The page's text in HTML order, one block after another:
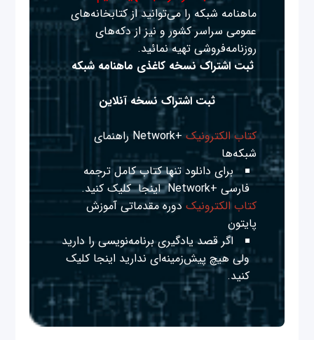
ماهنامه شبکه را می‌توانید از کتابخانه‌های
عمومی سراسر کشور و نیز از دکه‌های
روزنامه‌فروشی تهیه نمائید.
ثبت اشتراک نسخه کاغذی ماهنامه شبکه
ثبت اشتراک نسخه آنلاین
کتاب الکترونیک
+Network راهنمای
شبکه‌ها
برای دانلود تنها کتاب کامل ترجمه
فارسی +Network
اینجا کلیک کنید.
کتاب الکترونیک دوره مقدماتی آموزش
پایتون
اگر قصد یادگیری برنامه‌نویسی را دارید
ولی هیچ پیش‌زمینه‌ای نداریداینجا کلیک
کنید.